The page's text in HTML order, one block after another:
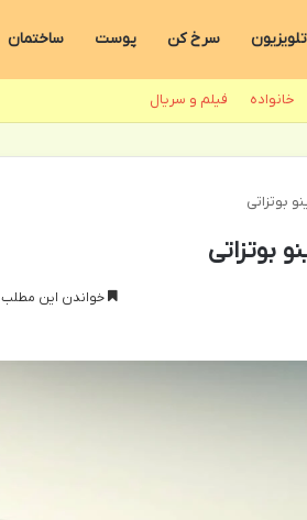
تلویزیون سرخ کن پوست ساختمان
خانواده فیلم و سریال
بوتزاتی
بوتزاتی
خواندن این مطلب 18 دقیقه زمان میبرد